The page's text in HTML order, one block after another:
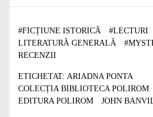
#FICȚIUNE ISTORICĂ #LECTURI
LITERATURĂ GENERALĂ
#
RECENZII
ETICHETAT: ARIADNA PONTA
COLECȚIA BIBLIOTECA POLIROM
EDITURA POLIROM
JOHN